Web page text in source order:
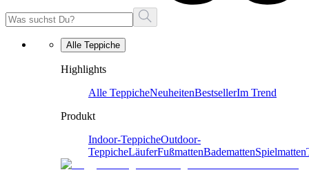
Alle Teppiche
Highlights
Alle TeppicheNeuheitenBestsellerIm Trend
Produkt
Indoor-TeppicheOutdoor-
TeppicheLäuferFußmattenBademattenSpielmatten